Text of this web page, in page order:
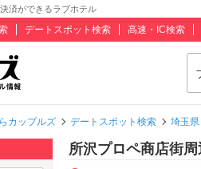
済ができるラブホテル
デートスポット検索 高速・IC検索
カップルズ デートスポット検索 埼玉
所沢プロペ商店街